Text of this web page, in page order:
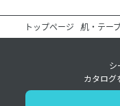
トップページ 机・テー
シ
カタログ